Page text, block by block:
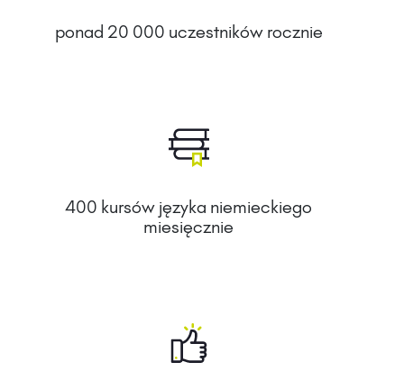
ponad 20 000 uczestników rocznie
400 kursów języka niemieckiego
miesięcznie